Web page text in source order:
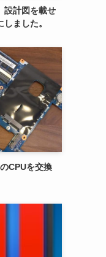
設計図を載せ
ました。
CPUを交換